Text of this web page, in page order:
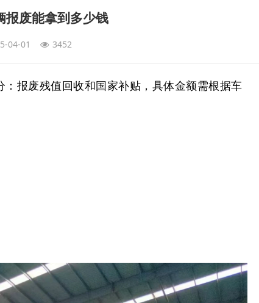
报废能拿到多少钱
04-01 3452
报废残值回收‌和‌国家补贴‌，具体金额需根据车